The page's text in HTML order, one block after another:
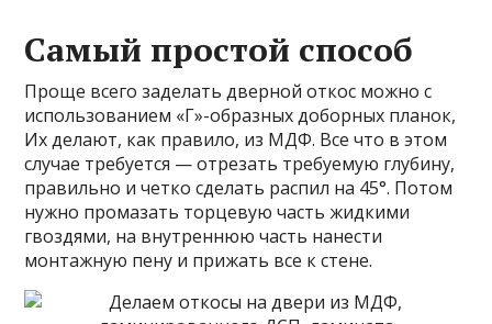
Самый простой способ
Проще всего заделать дверной откос можно с
использованием «Г»-образных доборных планок,
Их делают, как правило, из МДФ. Все что в этом
случае требуется — отрезать требуемую глубину,
правильно и четко сделать распил на 45°. Потом
нужно промазать торцевую часть жидкими
гвоздями, на внутреннюю часть нанести
монтажную пену и прижать все к стене.